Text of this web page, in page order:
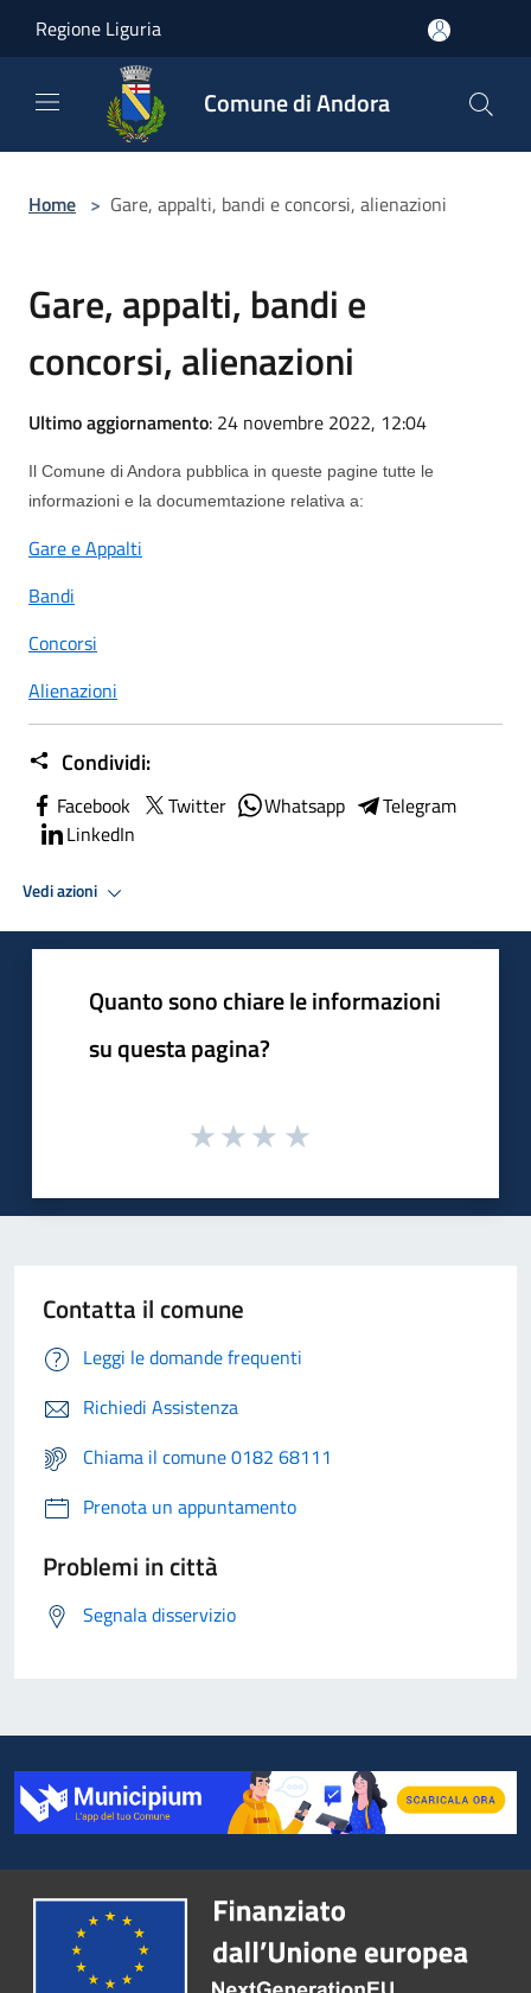
Regione Liguria
Comune di Andora
Home > Gare, appalti, bandi e concorsi, alienazioni
Gare, appalti, bandi e
concorsi, alienazioni
Ultimo aggiornamento: 24 novembre 2022, 12:04
Il Comune di Andora pubblica in queste pagine tutte le
informazioni e la documemtazione relativa a:
Gare e Appalti
Bandi
Concorsi
Alienazioni
Condividi:
Facebook Twitter Whatsapp
Telegram
LinkedIn
Vedi azioni
Quanto sono chiare le informazioni
su questa pagina?
Contatta il comune
Leggi le domande frequenti
Richiedi Assistenza
Chiama il comune 0182 68111
Prenota un appuntamento
Problemi in città
Segnala disservizio